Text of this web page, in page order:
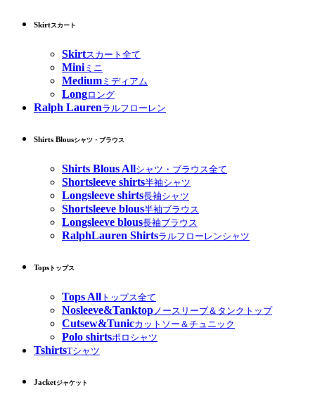
Skirtスカート
Skirtスカート全て
Miniミニ
Medium ミディアム
Longロング
Ralph Laurenラルフローレン
Shirts Blousシャツ・ブラウス
Shirts Blous Allシャツ・ブラウス全て
Shortsleeve shirts半袖シャツ
Longsleeve shirts長袖シャツ
Shortsleeve blous半袖ブラウス
Longsleeve blous長袖ブラウス
RalphLauren Shirtsラルフローレンシャツ
Tops トップス
Tops All トップス全て
Nosleeve&Tanktopノースリーブ＆タンクトップ
Cutsew&Tunicカットソー＆チュニック
Polo shirtsポロシャツ
TshirtsTシャツ
Jacketジャケット